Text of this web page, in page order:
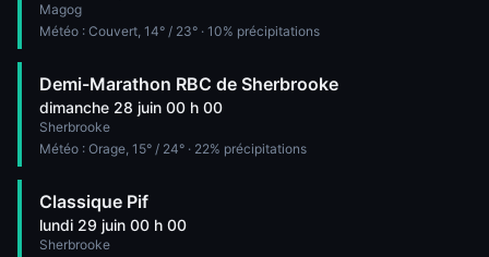
Magog
Météo : Couvert, 14° / 23° · 10% précipitations
Demi-Marathon RBC de Sherbrooke
dimanche 28 juin 00 h 00
Sherbrooke
Météo : Orage, 15° / 24° · 22% précipitations
Classique Pif
lundi 29 juin 00 h 00
Sherbrooke